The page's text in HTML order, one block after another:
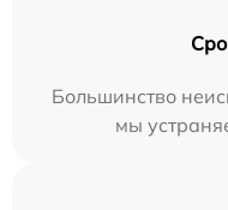
Большинство
мы